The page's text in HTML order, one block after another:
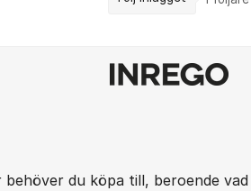
du köpa till, beroende vad